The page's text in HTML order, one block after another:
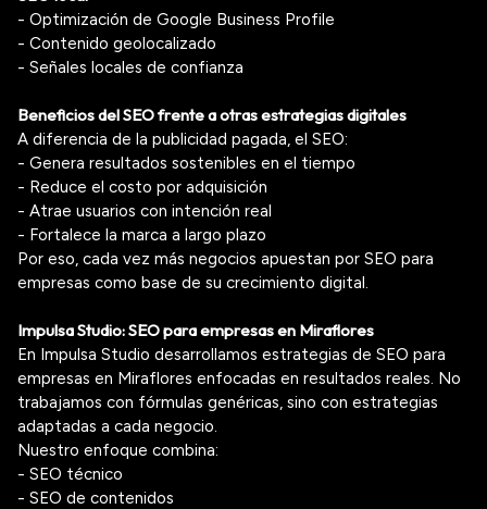
- Optimización de Google Business Profile
- Contenido geolocalizado
- Señales locales de confianza
Beneficios del SEO frente a otras estrategias digitales
A diferencia de la publicidad pagada, el SEO:
- Genera resultados sostenibles en el tiempo
- Reduce el costo por adquisición
- Atrae usuarios con intención real
- Fortalece la marca a largo plazo
Por eso, cada vez más negocios apuestan por SEO para
empresas como base de su crecimiento digital.
Impulsa Studio: SEO para empresas en Miraflores
En Impulsa Studio desarrollamos estrategias de SEO para
empresas en Miraflores enfocadas en resultados reales. No
trabajamos con fórmulas genéricas, sino con estrategias
adaptadas a cada negocio.
Nuestro enfoque combina:
- SEO técnico
- SEO de contenidos